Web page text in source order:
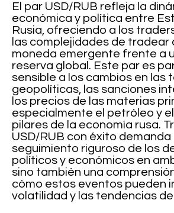
El par USD/RUB refleja la
económica y política entre
Rusia, ofreciendo a los
las complejidades de tradear
moneda emergente frente a
reserva global. Este par es
sensible a los cambios en las
geopolíticas, las sanciones
los precios de las materias
especialmente el petróleo y
pilares de la economía rusa.
USD/RUB con éxito demanda
seguimiento riguroso de los
políticos y económicos en
sino también una
cómo estos eventos pueden
volatilidad y las tendencias